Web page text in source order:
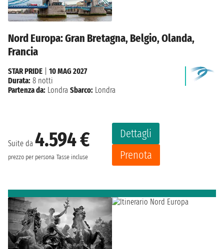
Nord Europa: Gran Bretagna, Belgio, Olanda,
Francia
Suite da 4.594 €
prezzo per persona Tasse incluse
Dettagli
Prenota
STAR PRIDE
10 MAG 2027
Durata: 8 notti
Partenza da: Londra Sbarco: Londra